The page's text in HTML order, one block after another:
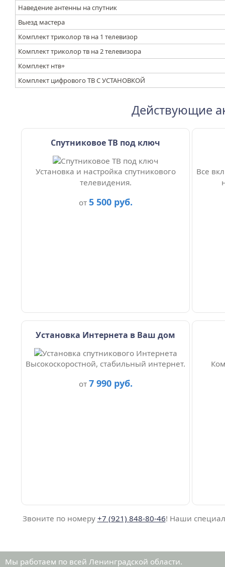
Наведение антенны на спутник
Выезд мастера
Комплект триколор тв на 1 телевизор
Комплект триколор тв на 2 телевизора
Комплект нтв+
Комплект цифрового ТВ С УСТАНОВКОЙ
Действующие
Спутниковое ТВ под ключ
Установка и настройка спутникового
телевидения.
от 5 500 руб.
Все
Установка Интернета в Ваш дом
Высокоскоростной, стабильный интернет.
от 7 990 руб.
Звоните по номеру +7 (921) 848-80-46! Наши
Мы работаем по всей Ленинградской области.